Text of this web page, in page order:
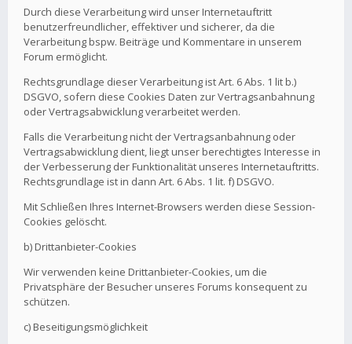
Durch diese Verarbeitung wird unser Internetauftritt
benutzerfreundlicher, effektiver und sicherer, da die
Verarbeitung bspw. Beiträge und Kommentare in unserem
Forum ermöglicht.
Rechtsgrundlage dieser Verarbeitung ist Art. 6 Abs. 1 lit b.)
DSGVO, sofern diese Cookies Daten zur Vertragsanbahnung
oder Vertragsabwicklung verarbeitet werden.
Falls die Verarbeitung nicht der Vertragsanbahnung oder
Vertragsabwicklung dient, liegt unser berechtigtes Interesse in
der Verbesserung der Funktionalität unseres Internetauftritts.
Rechtsgrundlage ist in dann Art. 6 Abs. 1 lit. f) DSGVO.
Mit Schließen Ihres Internet-Browsers werden diese Session-
Cookies gelöscht.
b) Drittanbieter-Cookies
Wir verwenden keine Drittanbieter-Cookies, um die
Privatsphäre der Besucher unseres Forums konsequent zu
schützen.
c) Beseitigungsmöglichkeit